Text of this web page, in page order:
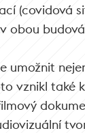
(covidová
obou
umožnit
vznikl také